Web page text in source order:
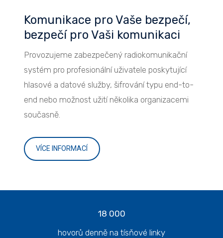
Komunikace pro Vaše bezpečí,
bezpečí pro Vaši komunikaci
Provozujeme zabezpečený radiokomunikační
systém pro profesionální uživatele poskytující
hlasové a datové služby, šifrování typu end-to-
end nebo možnost užití několika organizacemi
současně.
VÍCE INFORMACÍ
18 000
hovorů denně na tísňové linky